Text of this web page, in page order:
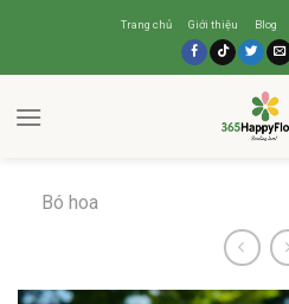
Trang chủ Giới thiệu Blog
Bó hoa